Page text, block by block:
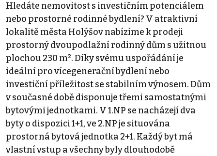
Hledáte nemovitost s investičním potenciálem
nebo prostorné rodinné bydlení? V atraktivní
lokalitě města Holýšov nabízíme k prodeji
prostorný dvoupodlažní rodinný dům s užitnou
plochou 230 m². Díky svému uspořádání je
ideální pro vícegenerační bydlení nebo
investiční příležitost se stabilním výnosem. Dům
v současné době disponuje třemi samostatnými
bytovými jednotkami. V 1.NP se nacházejí dva
byty o dispozici 1+1, ve 2.NP je situována
prostorná bytová jednotka 2+1. Každý byt má
vlastní vstup a všechny byly dlouhodobě